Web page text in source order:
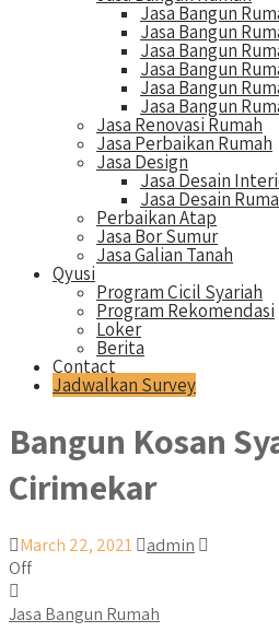
Jasa Bangun
Jasa Bangun
Jasa Bangun
Jasa Bangun
Jasa Bangun
Jasa Bangun
Jasa Renovasi Rumah
Jasa Perbaikan Rumah
Jasa Design
Jasa Desain
Jasa Desain
Perbaikan Atap
Jasa Bor Sumur
Jasa Galian Tanah
Qyusi
Program Cicil Syariah
Program Rekomendasi
Loker
Berita
Contact
Jadwalkan Survey
Bangun Kosan
Cirimekar
March 22, 2021
admin
Off
Jasa Bangun Rumah